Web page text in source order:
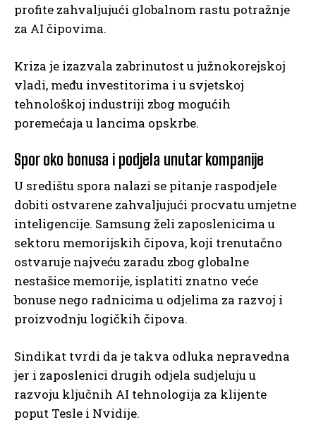
profite zahvaljujući globalnom rastu potražnje
za AI čipovima.
Kriza je izazvala zabrinutost u južnokorejskoj
vladi, među investitorima i u svjetskoj
tehnološkoj industriji zbog mogućih
poremećaja u lancima opskrbe.
Spor oko bonusa i podjela unutar kompanije
U središtu spora nalazi se pitanje raspodjele
dobiti ostvarene zahvaljujući procvatu umjetne
inteligencije. Samsung želi zaposlenicima u
sektoru memorijskih čipova, koji trenutačno
ostvaruje najveću zaradu zbog globalne
nestašice memorije, isplatiti znatno veće
bonuse nego radnicima u odjelima za razvoj i
proizvodnju logičkih čipova.
Sindikat tvrdi da je takva odluka nepravedna
jer i zaposlenici drugih odjela sudjeluju u
razvoju ključnih AI tehnologija za klijente
poput Tesle i Nvidije.